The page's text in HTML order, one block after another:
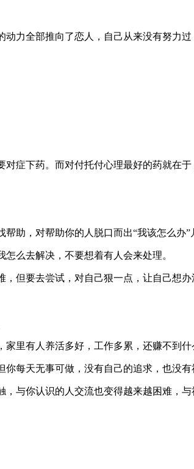
力全部推向了恋人，自己从来没有努力
症下药。而对付托付心理最好的药就在于
助，对帮助你的人脱口而出“我该怎么办”
么去解决，不要想着有人会来处理。
但要去尝试，对自己狠一点，让自己想
里有人养活多好，工作多累，还赚不到什
每天无事可做，没有自己的追求，也没
与你认识的人交流也变得越来越困难，与